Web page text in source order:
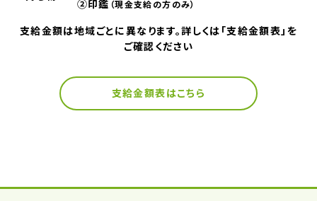
②印鑑 （現金支給の方のみ）
⽀給⾦額は地域ごとに異なります。詳しくは「⽀給⾦額表」を
ご確認ください
支給金額表はこちら